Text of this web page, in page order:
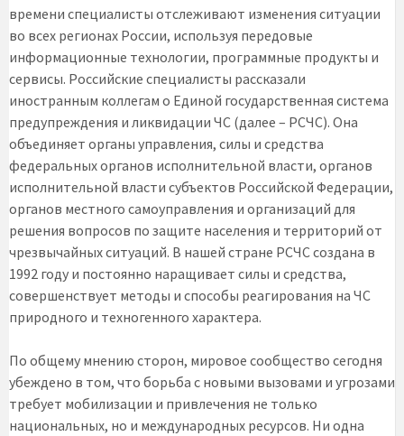
времени специалисты отслеживают изменения ситуации
во всех регионах России, используя передовые
информационные технологии, программные продукты и
сервисы. Российские специалисты рассказали
иностранным коллегам о Единой государственная система
предупреждения и ликвидации ЧС (далее – РСЧС). Она
объединяет органы управления, силы и средства
федеральных органов исполнительной власти, органов
исполнительной власти субъектов Российской Федерации,
органов местного самоуправления и организаций для
решения вопросов по защите населения и территорий от
чрезвычайных ситуаций. В нашей стране РСЧС создана в
1992 году и постоянно наращивает силы и средства,
совершенствует методы и способы реагирования на ЧС
природного и техногенного характера.
По общему мнению сторон, мировое сообщество сегодня
убеждено в том, что борьба с новыми вызовами и угрозами
требует мобилизации и привлечения не только
национальных, но и международных ресурсов. Ни одна